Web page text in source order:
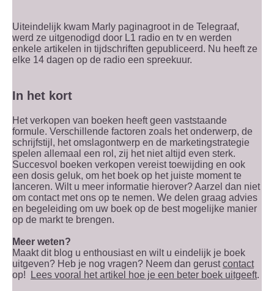
Uiteindelijk kwam Marly paginagroot in de Telegraaf,
werd ze uitgenodigd door L1 radio en tv en werden
enkele artikelen in tijdschriften gepubliceerd. Nu heeft ze
elke 14 dagen op de radio een spreekuur.
In het kort
Het verkopen van boeken heeft geen vaststaande
formule. Verschillende factoren zoals het onderwerp, de
schrijfstijl, het omslagontwerp en de marketingstrategie
spelen allemaal een rol, zij het niet altijd even sterk.
Succesvol boeken verkopen vereist toewijding en ook
een dosis geluk, om het boek op het juiste moment te
lanceren. Wilt u meer informatie hierover? Aarzel dan niet
om contact met ons op te nemen. We delen graag advies
en begeleiding om uw boek op de best mogelijke manier
op de markt te brengen.
Meer weten?
Maakt dit blog u enthousiast en wilt u eindelijk je boek
uitgeven? Heb je nog vragen? Neem dan gerustcontact
op!
Lees vooral het artikel hoe je een beter boek uitgeeft.